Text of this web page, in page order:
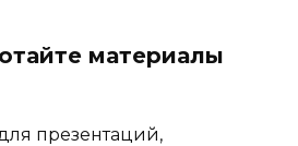
материалы
презентаций,